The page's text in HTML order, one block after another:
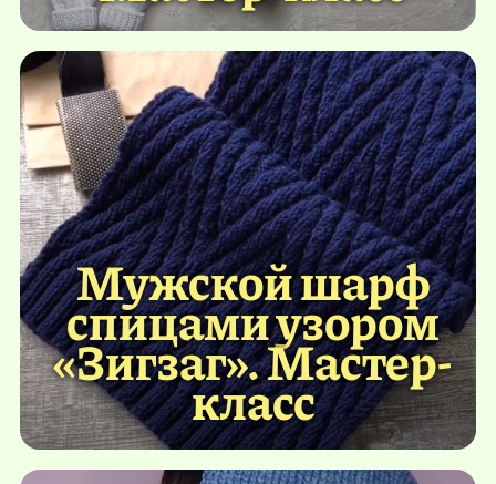
Мужской шарф
спицами узором
«Зигзаг». Мастер-
класс